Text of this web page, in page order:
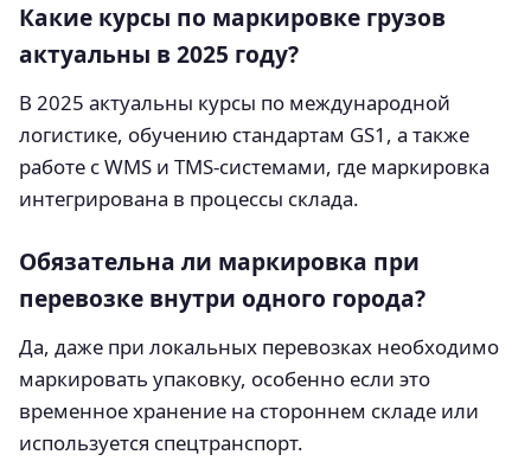
Какие курсы по маркировке грузов
актуальны в 2025 году?
В 2025 актуальны курсы по международной
логистике, обучению стандартам GS1, а также
работе с WMS и TMS-системами, где маркировка
интегрирована в процессы склада.
Обязательна ли маркировка при
перевозке внутри одного города?
Да, даже при локальных перевозках необходимо
маркировать упаковку, особенно если это
временное хранение на стороннем складе или
используется спецтранспорт.